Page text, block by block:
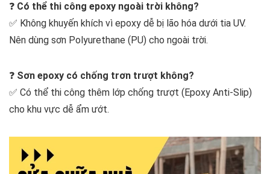
❓ Có thể thi công epoxy ngoài trời không?
✅ Không khuyến khích vì epoxy dễ bị lão hóa dưới tia UV.
Nên dùng sơn Polyurethane (PU) cho ngoài trời.
❓ Sơn epoxy có chống trơn trượt không?
✅ Có thể thi công thêm lớp chống trượt (Epoxy Anti-Slip)
cho khu vực dễ ẩm ướt.